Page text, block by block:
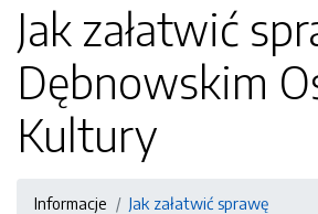
Jak załatwić
Dębnowskim
Kultury
Informacje
Jak załatwić sprawę